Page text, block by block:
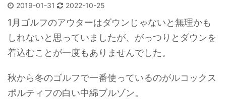
2019-01-31 2022-10-25
1月ゴルフのアウターはダウンじゃないと無理かも
しれないと思っていましたが、がっつりとダウンを
着込むことが一度もありませんでした。
秋から冬のゴルフで一番使っているのがルコックス
ポルティフの白い中綿ブルゾン。